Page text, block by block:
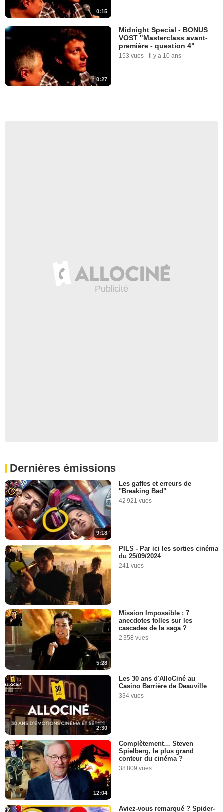
0:15
0:27
Midnight Special - BONUS
VOST "Masterclass avant-
première - question 4"
153 vues - Il y a 10 ans
Dernières émissions
9:18
Les gaffes et erreurs de
"Breaking Bad"
42 921 vues
PILS - Par ici les sorties cinéma
du 25/09/2024
241 vues
5:28
Mission Impossible : 7
anecdotes folles sur les
cascades de la saga ?
2 358 vues
2:30
Les 30 ans d'AlloCiné au
Casino Barrière de Deauville
334 vues
12:04
Complètement… Steven
Spielberg, le plus grand
conteur du cinéma ?
38 809 vues
Aviez-vous remarqué ? Spider-